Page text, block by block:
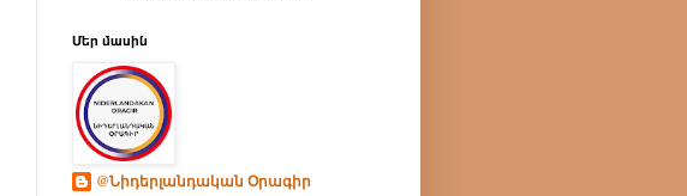
Մեր մասին
@Նիդերլանդական Օրագիր